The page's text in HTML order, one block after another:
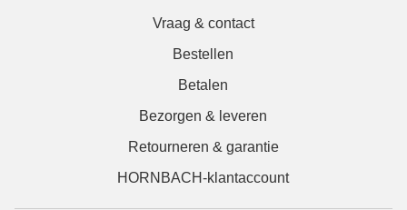
Vraag & contact
Bestellen
Betalen
Bezorgen & leveren
Retourneren & garantie
HORNBACH-klantaccount